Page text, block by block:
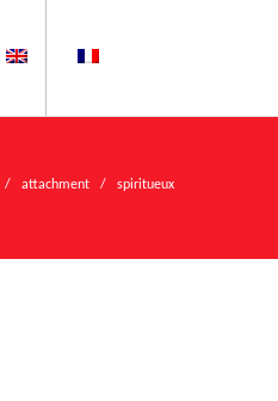
/ attachment / spiritueux